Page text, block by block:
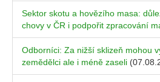
Sektor skotu a hovězího masa:
chovy v ČR i podpořit zpracování
Odborníci: Za nižší sklizeň mohou
zemědělci ale i méně zaseli